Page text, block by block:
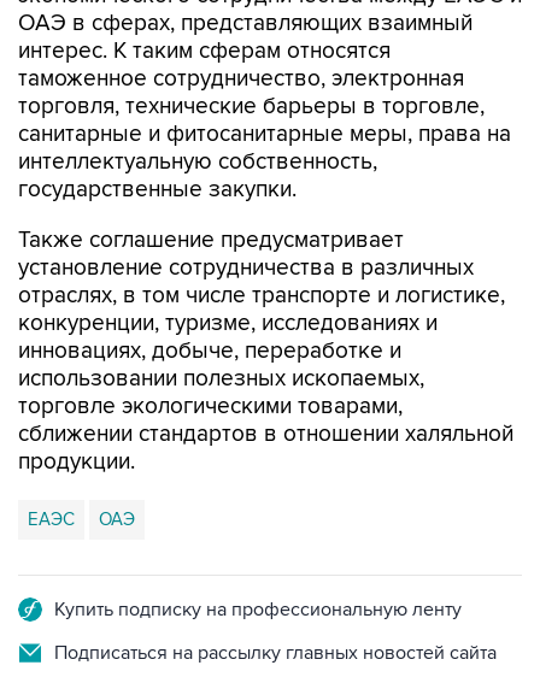
ОАЭ в сферах, представляющих взаимный
интерес. К таким сферам относятся
таможенное сотрудничество, электронная
торговля, технические барьеры в торговле,
санитарные и фитосанитарные меры, права на
интеллектуальную собственность,
государственные закупки.
Также соглашение предусматривает
установление сотрудничества в различных
отраслях, в том числе транспорте и логистике,
конкуренции, туризме, исследованиях и
инновациях, добыче, переработке и
использовании полезных ископаемых,
торговле экологическими товарами,
сближении стандартов в отношении халяльной
продукции.
ЕАЭС ОАЭ
Купить подписку на профессиональную ленту
Подписаться на рассылку главных новостей сайта